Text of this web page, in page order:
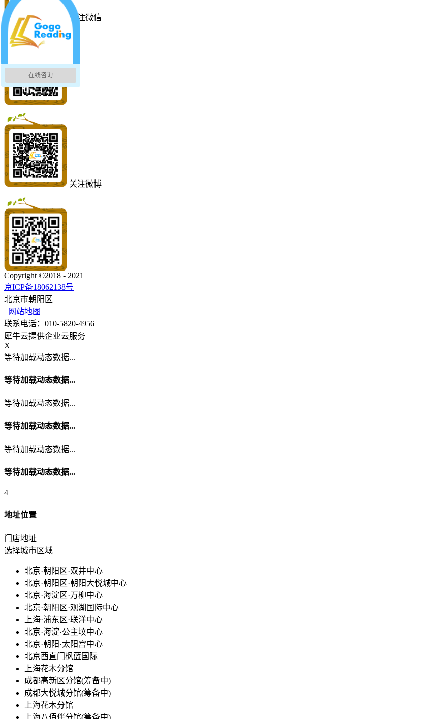
关注微信
关注微博
Copyright ©2018 - 2021
京ICP备18062138号
北京市朝阳区
网站地图
联系电话：010-5820-4956
犀牛云提供企业云服务
X
等待加载动态数据...
等待加载动态数据...
等待加载动态数据...
等待加载动态数据...
等待加载动态数据...
等待加载动态数据...
4
地址位置
门店地址
选择城市区域
北京·朝阳区·双井中心
北京·朝阳区·朝阳大悦城中心
北京·海淀区·万柳中心
北京·朝阳区·观湖国际中心
上海·浦东区·联洋中心
北京·海淀·公主坟中心
北京·朝阳·太阳宫中心
北京西直门枫蓝国际
上海花木分馆
成都高新区分馆(筹备中)
成都大悦城分馆(筹备中)
上海花木分馆
上海八佰伴分馆(筹备中)
在线咨询